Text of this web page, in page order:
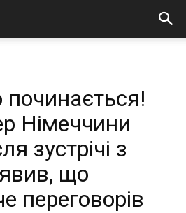
Нiмeччини
зуcтpiчi з
щo
пepeгoвopiв